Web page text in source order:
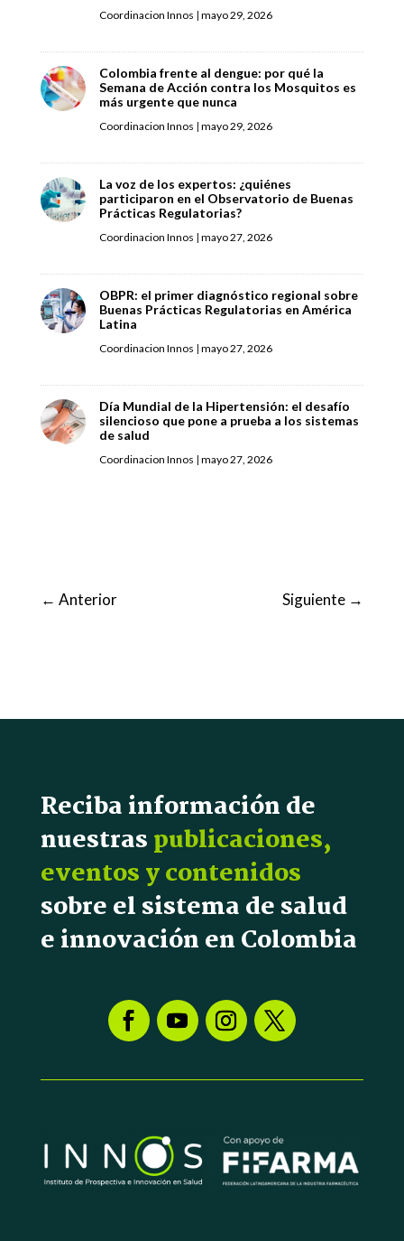
Coordinacion Innos | mayo 29, 2026
Colombia frente al dengue: por qué la
Semana de Acción contra los Mosquitos es
más urgente que nunca
Coordinacion Innos | mayo 29, 2026
La voz de los expertos: ¿quiénes
participaron en el Observatorio de Buenas
Prácticas Regulatorias?
Coordinacion Innos | mayo 27, 2026
OBPR: el primer diagnóstico regional sobre
Buenas Prácticas Regulatorias en América
Latina
Coordinacion Innos | mayo 27, 2026
Día Mundial de la Hipertensión: el desafío
silencioso que pone a prueba a los sistemas
de salud
Coordinacion Innos | mayo 27, 2026
← Anterior Siguiente →
Reciba información de
nuestraspublicaciones,
eventos y contenidos
sobre el sistema de salud
e innovación en Colombia